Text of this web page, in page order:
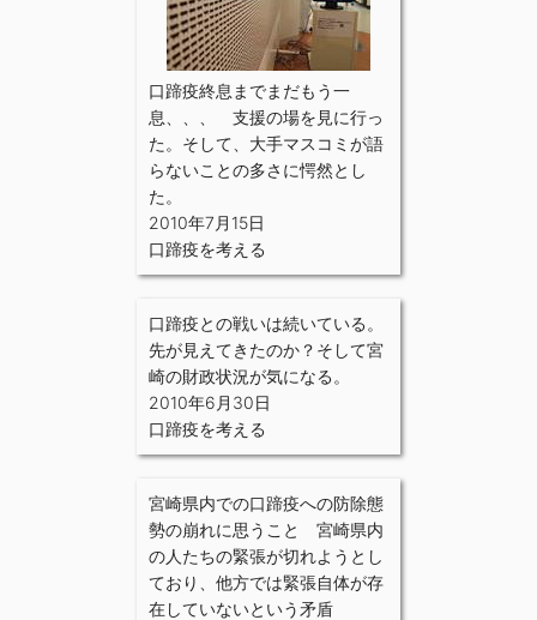
口蹄疫終息までまだもう一
息、、、 支援の場を見に行っ
た。そして、大手マスコミが語
らないことの多さに愕然とし
た。
2010年7月15日
口蹄疫を考える
口蹄疫との戦いは続いている。
先が見えてきたのか？そして宮
崎の財政状況が気になる。
2010年6月30日
口蹄疫を考える
宮崎県内での口蹄疫への防除態
勢の崩れに思うこと 宮崎県内
の人たちの緊張が切れようとし
ており、他方では緊張自体が存
在していないという矛盾